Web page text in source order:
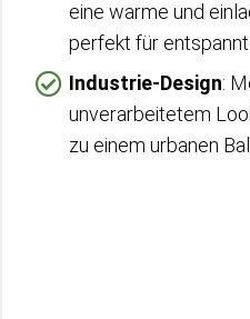
eine warme und
perfekt für
Industrie-Design:
unverarbeitetem
zu einem urbanen